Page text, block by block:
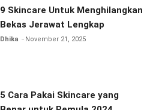
9 Skincare Untuk Menghilangkan
Bekas Jerawat Lengkap
Dhika November 21, 2025
5 Cara Pakai Skincare yang